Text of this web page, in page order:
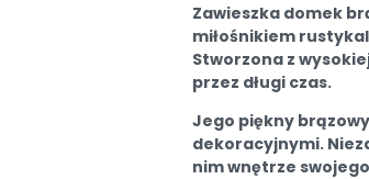
Zawieszka domek
miłośnikiem
Stworzona z
przez długi czas.
Jego piękny
dekoracyjnymi.
nim wnętrze